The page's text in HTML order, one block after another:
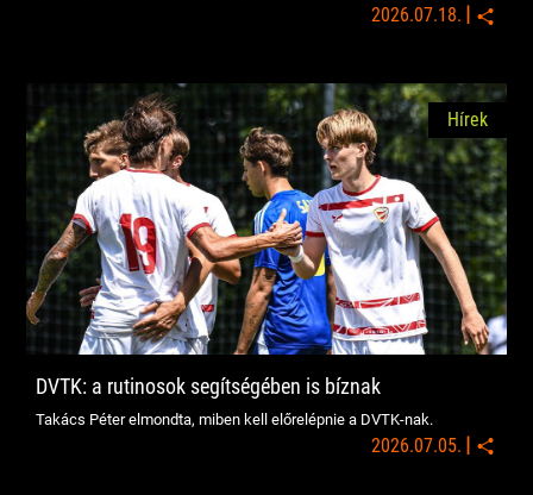
2026.07.18. |
Hírek
DVTK: a rutinosok segítségében is bíznak
Takács Péter elmondta, miben kell előrelépnie a DVTK-nak.
2026.07.05. |